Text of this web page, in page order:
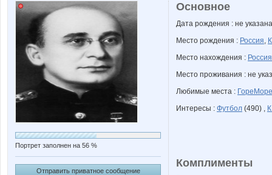
Портрет заполнен на 56 %
Отправить приватное сообщение
Основное
Дата рождения : не указана
Место рождения : Россия,
Место нахождения : Россия
Место проживания : не
Любимые места : ГореМоре
Интересы : Футбол (490) ,
Комплименты